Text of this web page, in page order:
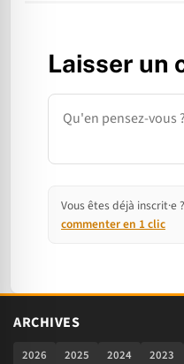
Laisser un
Commentaire
Vous êtes déjà inscrit·e ?
commenter en 1 clic
ARCHIVES
2026 2025 2024 2023